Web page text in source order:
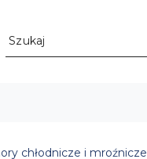
chłodnicze i mroźnicze